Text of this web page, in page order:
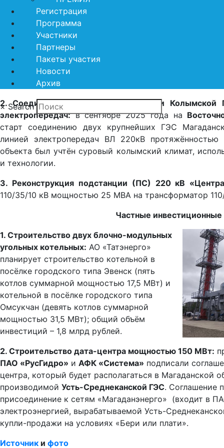
Регистрация
Программа
Участники
Партнеры
Пакеты участия
Новости
Архив
× Search
развития горнодобывающей промышленности.
2. Соединение Усть-Среднеканской и Колымской
электропередач:в сентябре 2025 года на
старт соединению двух крупнейших ГЭС
линией электропередач ВЛ 220кВ
объекта был учтён суровый колымский климат,
и технологии.
3. Реконструкция подстанции (ПС) 220 кВ
110/35/10 кВ мощностью 25 МВА на трансформатор
Частные
1. Строительство двух блочно-модульных
угольных котельных: АО «Татэнерго»
планирует строительство котельной в
посёлке городского типа Эвенск (пять
котлов суммарной мощностью 17,5 МВт) и
котельной в посёлке городского типа
Омсукчан (девять котлов суммарной
мощностью 31,5 МВт); общий объём
инвестиций – 1,8 млрд рублей.
2. Строительство дата-центра мощностью 150 МВт:
ПАО «РусГидро» и АФК «Система» подписали
центра, который будет располагаться в Магаданской
производимой Усть-Среднеканской ГЭС. Соглашение
присоединение к сетям «Магаданэнерго» (входит в
электроэнергией, вырабатываемой Усть-
купли-продажи на условиях «Бери или плати».
Источник и фото